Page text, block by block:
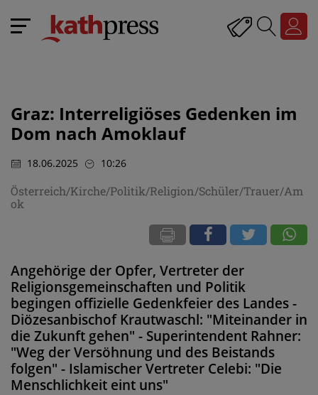
Graz: Interreligiöses Gedenken im
Dom nach Amoklauf
18.06.2025 10:26
Österreich/Kirche/Politik/Religion/Schüler/Trauer/Am
ok
Angehörige der Opfer, Vertreter der
Religionsgemeinschaften und Politik
begingen offizielle Gedenkfeier des Landes -
Diözesanbischof Krautwaschl: "Miteinander in
die Zukunft gehen" - Superintendent Rahner:
"Weg der Versöhnung und des Beistands
folgen" - Islamischer Vertreter Celebi: "Die
Menschlichkeit eint uns"